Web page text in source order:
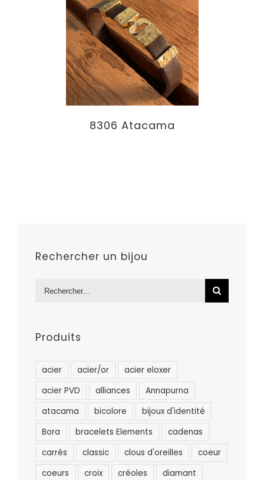
8306 Atacama
Rechercher un bijou
Rechercher:
Produits
acier acier/or
acier eloxer
acier PVD
alliances
Annapurna
atacama
bicolore
bijoux d'identité
Bora
bracelets Elements
cadenas
carrés
classic clous d'oreilles
coeur
coeurs
croix créoles
diamant